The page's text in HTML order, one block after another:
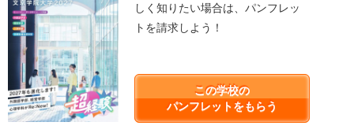
しく知りたい場合は、パンフレッ
トを請求しよう！
この学校の
パンフレットをもらう